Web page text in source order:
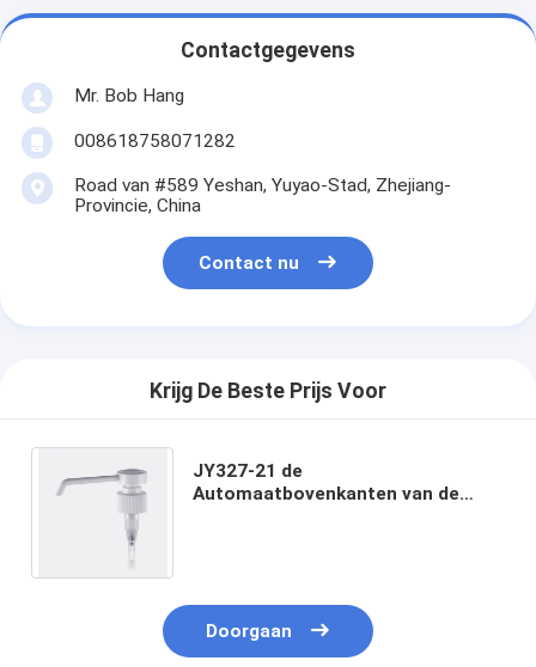
Contactgegevens
Mr. Bob Hang
008618758071282
Road van #589 Yeshan, Yuyao-Stad, Zhejiang-
Provincie, China
Contact nu
Krijg De Beste Prijs Voor
JY327-21 de
Automaatbovenkanten van de
Doorgaan